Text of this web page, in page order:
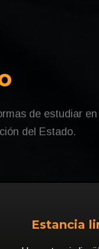
de estudiar en
del Estado.
Estancia